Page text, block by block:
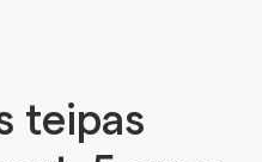
teipas